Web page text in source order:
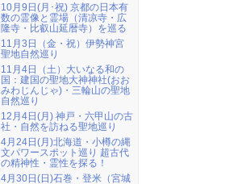
10月9日(月･祝) 京都の日本有
数の霊像と霊場（清凉寺・広
隆寺・比叡山延暦寺）を巡る
11月3日（金・祝）伊勢神宮
聖地自然巡り
11月4日（土）大いなる和の
国：建国の聖地大神神社(おお
みわじんじゃ)・三輪山の聖地
自然巡り
12月4日(月) 神戸・六甲山の古
社・自然を訪ねる聖地巡り
4月24日(月)北海道・小樽の縄
文パワースポット巡り 超古代
の精神性・霊性を探る！
4月30日(日)石巻・登米（宮城